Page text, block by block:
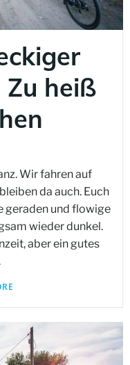
heiß
Wir fahren auf
da auch. Euch
geraden und flowige
wieder dunkel.
aber ein gutes